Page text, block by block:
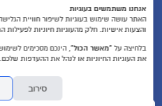
כתובת:
30 תל אביב
שעות
אנחנו משתמשים בעוגיות
האתר עושה שימוש בעוגיות לשיפור חוויית
והצעות אישיות. חלק מהעוגיות חיוניות
בלחיצה על “מאשר הכול”, הינכם מסכימים
את העוגיות החיוניות או לנהל את ההעדפות שלכם.
סירוב